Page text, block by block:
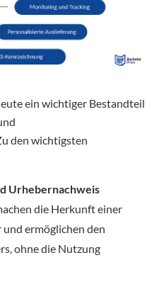
ein wichtiger Bestandteil
den wichtigsten
Urhebernachweis
die Herkunft einer
ermöglichen den
ohne die Nutzung